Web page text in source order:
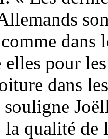
dans
elles pour
dans
qualité de